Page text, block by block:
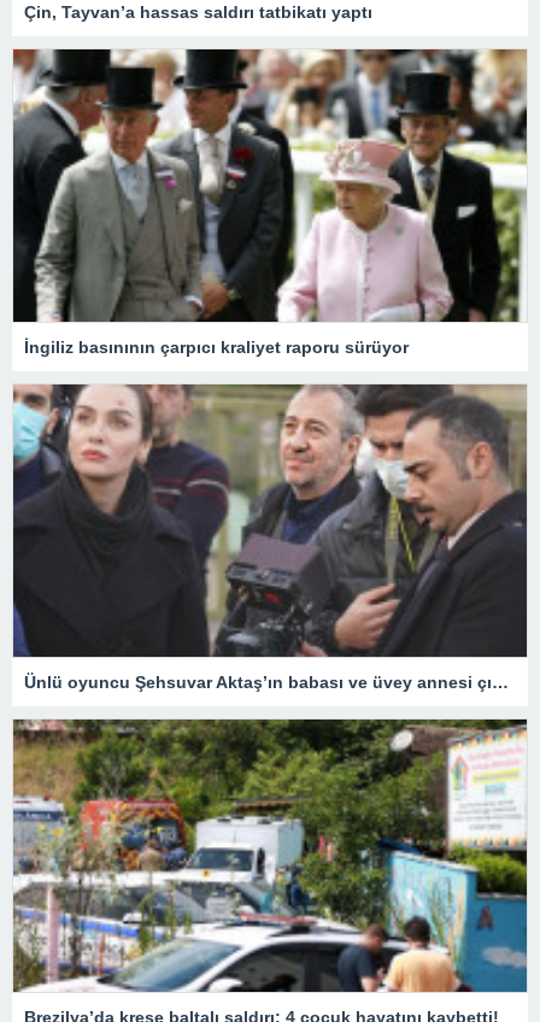
Çin, Tayvan’a hassas saldırı tatbikatı yaptı
İngiliz basınının çarpıcı kraliyet raporu sürüyor
Ünlü oyuncu Şehsuvar Aktaş’ın babası ve üvey annesi çıkan yangında hayatını kaybetti
Brezilya’da kreşe baltalı saldırı: 4 çocuk hayatını kaybetti!